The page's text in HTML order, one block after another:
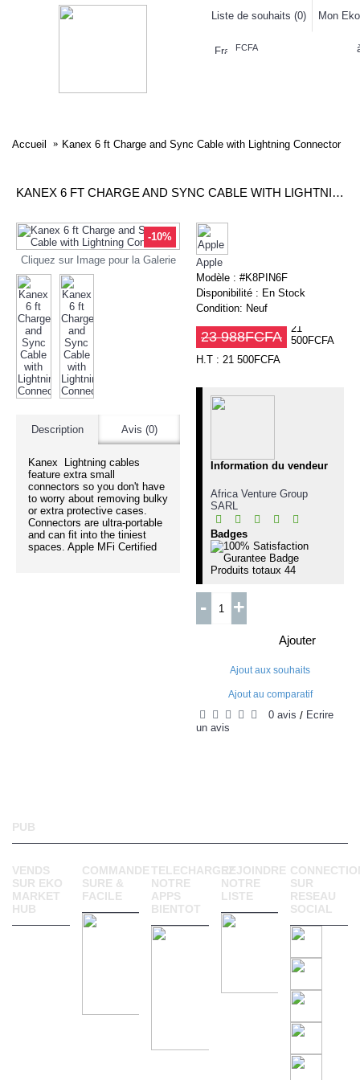
Liste de souhaits (0) Mon
FCFA
Accueil Kanex 6 ft Charge and Sync Cable with Lightning Connector
KANEX 6 FT CHARGE AND SYNC CABLE WITH LIGHTNING CONNECTOR
-10%
Cliquez sur Image pour la Galerie
Description Avis (0)
Kanex Lightning cables
feature extra small
connectors so you don't have
to worry about removing bulky
or extra protective cases.
Connectors are ultra-portable
and can fit into the tiniest
spaces. Apple MFi Certified
Apple
Modèle : #K8PIN6F
Disponibilité : En Stock
Condition: Neuf
23 988FCFA
21
500FCFA
H.T : 21 500FCFA
Information du vendeur
Africa Venture Group
SARL
Badges
Produits totaux 44
- +
Ajouter
Ajout aux souhaits
Ajout au comparatif
0 avis / Écrire
un avis
PUB
VENDS
SUR EKO
MARKET
HUB
COMMANDE
SURE &
FACILE
TELECHARGEZ
NOTRE
APPS
BIENTOT
REJOINDRE
NOTRE
LISTE
SUR
RESEAU
SOCIAL